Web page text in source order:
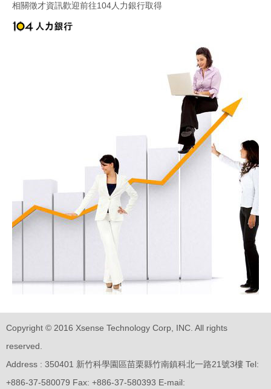
相關徵才資訊歡迎前往104人力銀行取得
Copyright © 2016 Xsense Technology Corp, INC. All rights
reserved.
Address : 350401 新竹科學園區苗栗縣竹南鎮科北一路21號3樓 Tel:
+886-37-580079 Fax: +886-37-580393 E-mail: